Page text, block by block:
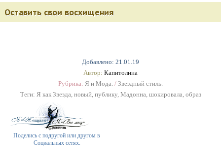
Добавлено: 21.01.19
Автор: Капитолина
Рубрика: Я и Мода. / Звездный стиль.
Теги: Я как Звезда, новый, публику, Мадонна, шокировала, образ
Поделись с подругой или другом в
Социальных сетях.
Оставить свои восхищения